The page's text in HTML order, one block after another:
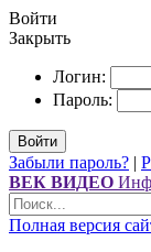
Войти
Закрыть
Логин:
Пароль:
Войти
Забыли пароль? |
ВЕК ВИДЕО
Полная версия